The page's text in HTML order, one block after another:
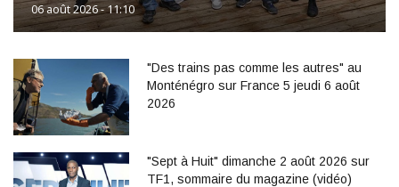
06 août 2026 - 11:10
"Des trains pas comme les autres" au
Monténégro sur France 5 jeudi 6 août
2026
"Sept à Huit" dimanche 2 août 2026 sur
TF1, sommaire du magazine (vidéo)